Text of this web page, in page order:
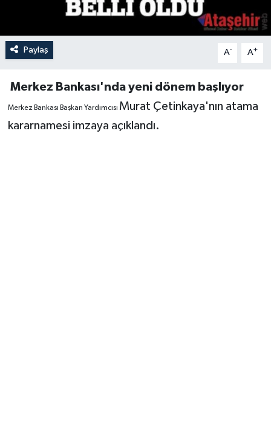
Paylaş A- A+
Merkez Bankası'nda yeni dönem başlıyor
Merkez Bankası Başkan Yardımcısı Murat Çetinkaya'nın atama
kararnamesi imzaya açıklandı.